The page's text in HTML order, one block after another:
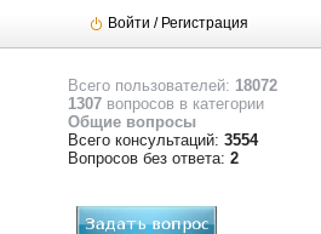
Всего пользователей: 18072
1307 вопросов в категории
Общие вопросы
Всего консультаций:3554
Вопросов без ответа:2
Войти / Регистрация